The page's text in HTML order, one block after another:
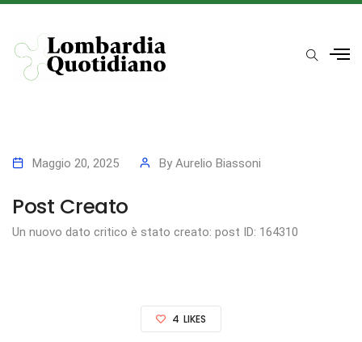
Maggio 20, 2025 By Aurelio Biassoni
Post Creato
Un nuovo dato critico è stato creato: post ID: 164310
4 LIKES